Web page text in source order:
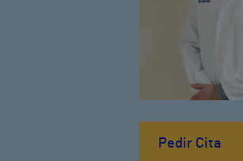
Pedir Cita